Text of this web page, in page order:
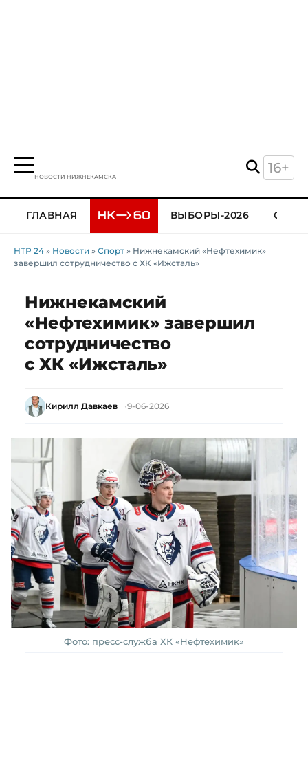
НОВОСТИ НИЖНЕКАМСКА
16+
ГЛАВНАЯ ВЫБОРЫ-2026
НТР 24 » Новости » Спорт » Нижнекамский «Нефтехимик»
завершил сотрудничество с ХК «Ижсталь»
Нижнекамский
«Нефтехимик» завершил
сотрудничество
с ХК «Ижсталь»
Кирилл Давкаев 9-06-2026
Фото: пресс-служба ХК «Нефтехимик»